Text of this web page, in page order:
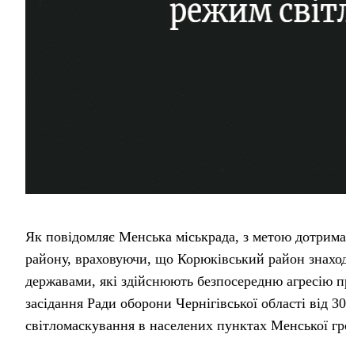
Як повідомляє Менська міськрада, з метою
району, враховуючи, що Корюківський район
державами, які здійснюють безпосередню агресію
засідання Ради оборони Чернігівської області
світломаскування в населених пунктах Менської